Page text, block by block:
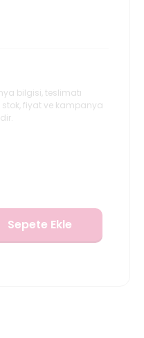
bilgisi, teslimatı
fiyat ve kampanya
Sepete Ekle